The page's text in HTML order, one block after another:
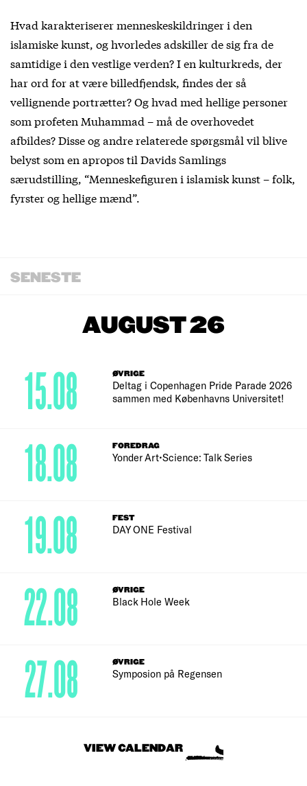
Hvad karakteriserer menneskeskildringer i den
islamiske kunst, og hvorledes adskiller de sig fra de
samtidige i den vestlige verden? I en kulturkreds, der
har ord for at være billedfjendsk, findes der så
vellignende portrætter? Og hvad med hellige personer
som profeten Muhammad – må de overhovedet
afbildes? Disse og andre relaterede spørgsmål vil blive
belyst som en apropos til Davids Samlings
særudstilling, “Menneskefiguren i islamisk kunst – folk,
fyrster og hellige mænd”.
SENESTE
AUGUST 26
ØVRIGE
Deltag i Copenhagen Pride Parade 2026
sammen med Københavns Universitet!
15.08
FOREDRAG
Yonder Art•Science: Talk Series
18.08
FEST
DAY ONE Festival
19.08
ØVRIGE
Black Hole Week
22.08
ØVRIGE
Symposion på Regensen
27.08
VIEW CALENDAR